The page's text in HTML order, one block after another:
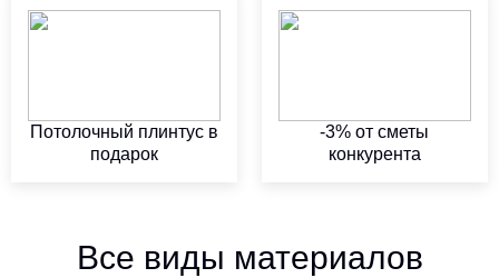
Потолочный плинтус в
подарок
-3% от сметы
конкурента
Все виды материалов